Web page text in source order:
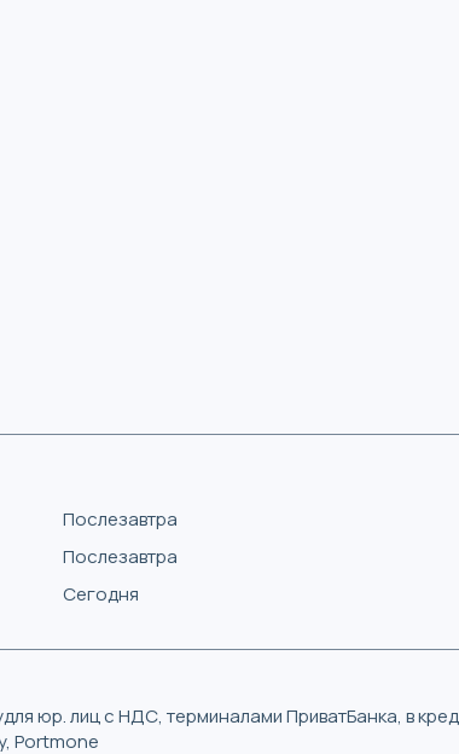
Послезавтра
Послезавтра
Сегодня
юр. лиц с НДС, терминалами ПриватБанка, в
Portmone